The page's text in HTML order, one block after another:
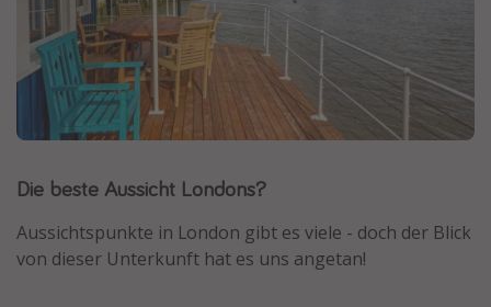
Alle Reiseziele
Bodensee Urlaub
Gozo Urlaub
Normandie Urlaub
St. Lucia Urlaub
Kefalonia Urlaub
Krabi Urlaub
Die beste Aussicht Londons?
Aussichtspunkte in London gibt es viele - doch der Blick
von dieser Unterkunft hat es uns angetan!